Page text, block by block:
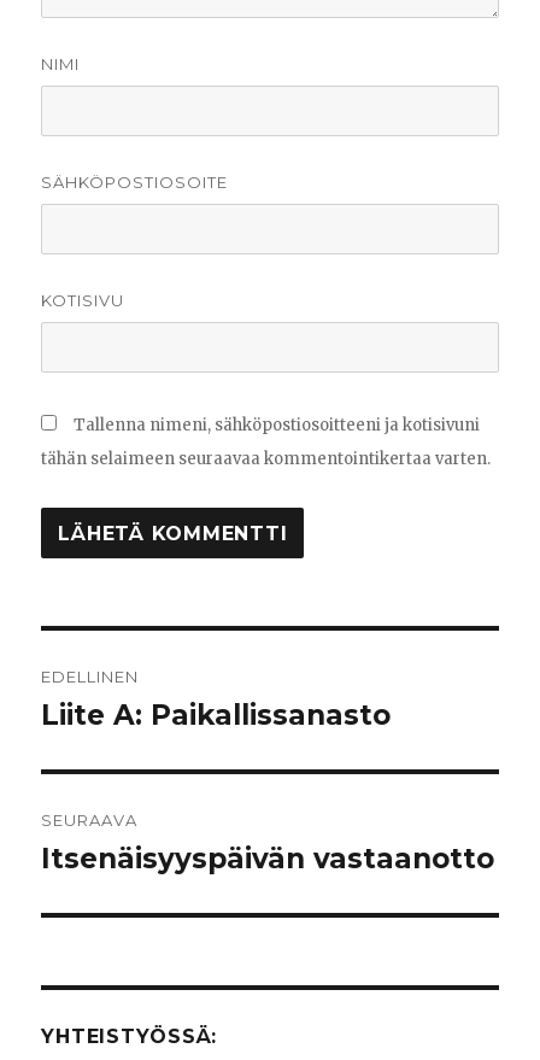
NIMI
SÄHKÖPOSTIOSOITE
KOTISIVU
Tallenna nimeni, sähköpostiosoitteeni ja kotisivuni
tähän selaimeen seuraavaa kommentointikertaa varten.
selaus
EDELLINEN
Edellinen
Liite A: Paikallissanasto
SEURAAVA
Seuraava
Itsenäisyyspäivän vastaanotto
YHTEISTYÖSSÄ: